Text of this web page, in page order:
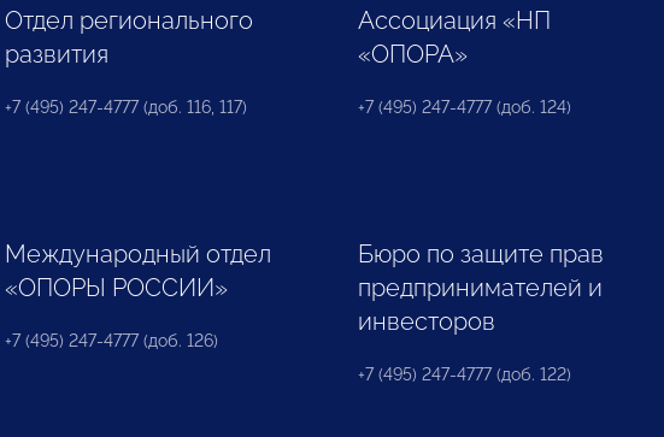
Отдел регионального
развития
+7 (495) 247-4777 (доб. 116, 117)
Ассоциация «НП
«ОПОРА»
+7 (495) 247-4777 (доб. 124)
Международный отдел
«ОПОРЫ РОССИИ»
+7 (495) 247-4777 (доб. 126)
Бюро по защите прав
предпринимателей и
инвесторов
+7 (495) 247-4777 (доб. 122)